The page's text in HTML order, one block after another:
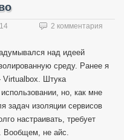
2 комментария
над идеей
среду. Ранее я
Virtualbox. Штука
но, как мне
задач изоляции сервисов
настраивать, требует
Вообщем, не айс.